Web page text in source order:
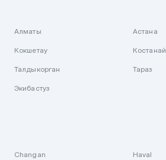
Алматы Астана
Кокшетау Костанай
Талдыкорган Тараз
Экибастуз
Changan Haval